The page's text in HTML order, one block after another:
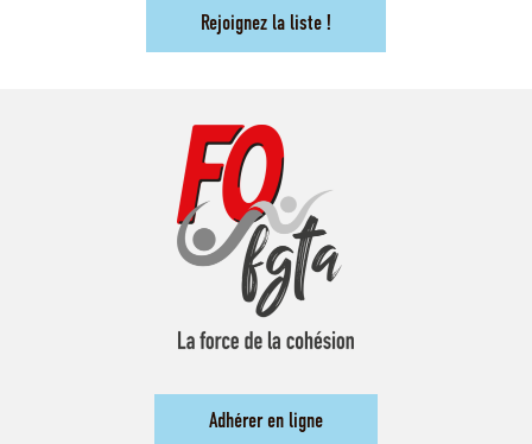
Rejoignez la liste !
Adhérer en ligne